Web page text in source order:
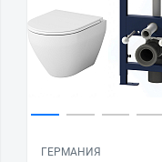
ГЕРМАНИЯ